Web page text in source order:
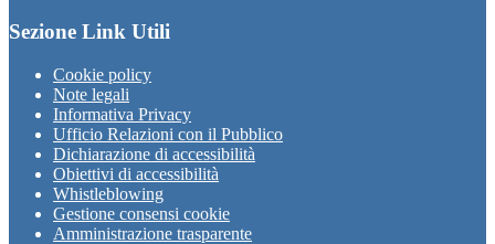
Sezione Link Utili
Cookie policy
Note legali
Informativa Privacy
Ufficio Relazioni con il Pubblico
Dichiarazione di accessibilità
Obiettivi di accessibilità
Whistleblowing
Gestione consensi cookie
Amministrazione trasparente